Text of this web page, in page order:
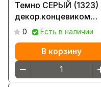
Темно СЕРЫЙ (1323)
декор.концевиком
ПУЛЬКА п/э ( ≈1,2 м)
0 Есть в наличии
В корзину